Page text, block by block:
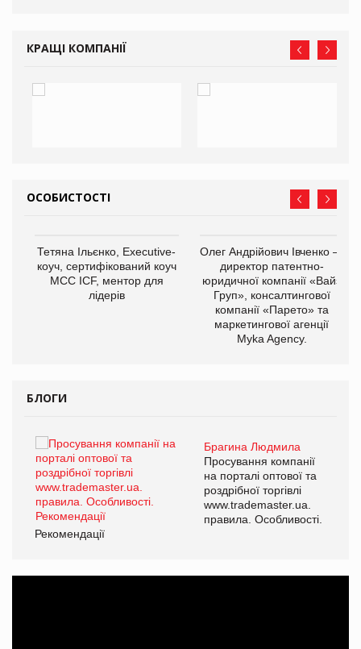
КРАЩІ КОМПАНІЇ
ОСОБИСТОСТІ
Тетяна Ільєнко, Executive-
коуч, сертифікований коуч
МСС ICF, ментор для
лідерів
Олег Андрійович Івченко —
директор патентно-
юридичної компанії «Вайз
Груп», консалтингової
компанії «Парето» та
маркетингової агенції
Myka Agency.
БЛОГИ
Брагина Людмила
Просування компанії
на порталі оптової та
роздрібної торгівлі
www.trademaster.ua.
правила. Особливості.
Рекомендації